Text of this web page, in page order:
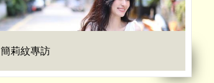
簡莉紋專訪